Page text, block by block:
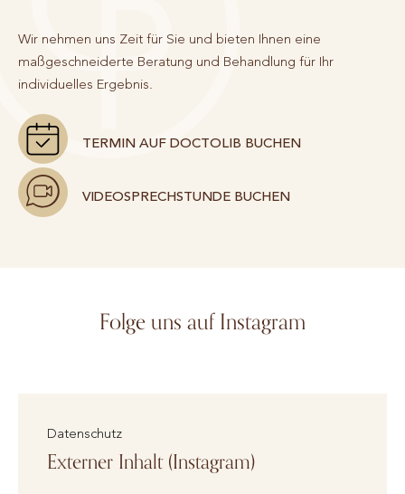
Wir nehmen uns Zeit für Sie und bieten Ihnen eine
maßgeschneiderte Beratung und Behandlung für Ihr
individuelles Ergebnis.
TERMIN AUF DOCTOLIB BUCHEN
VIDEOSPRECHSTUNDE BUCHEN
Folge uns auf Instagram
Datenschutz
Externer Inhalt (Instagram)